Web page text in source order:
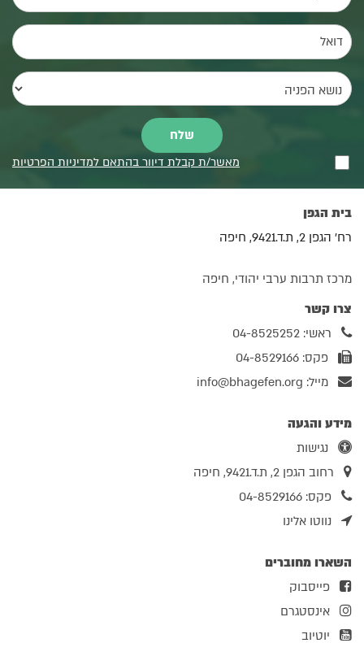
מאשר/ת קבלת דיוור בהתאם למדיניות הפרטיות
בית הגפן
רח' הגפן 2, ת.ד.9421, חיפה
מרכז תרבות ערבי יהודי, חיפה
צרו קשר
ראשי: 04-8525252
פקס: 04-8529166
מייל: info@bhagefen.org
מידע והגעה
נגישות
רחוב הגפן 2, ת.ד.9421, חיפה
פקס: 04-8529166
נווטו אלינו
השארו מחוברים
פייסבוק
אינסטגרם
יוטיוב